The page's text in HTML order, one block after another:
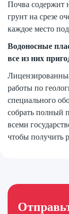
Почва содержит
грунт на срезе
каждое место
Водоносные
все из них
работы по
специального
собрать полный
всеми
чтобы получить